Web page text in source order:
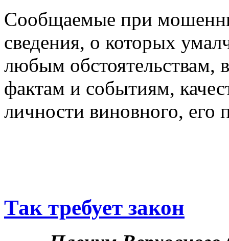
Сообщаемые при
сведения, о которых
любым обстоятельствам,
фактам и событиям,
личности виновного,
Так требует закон